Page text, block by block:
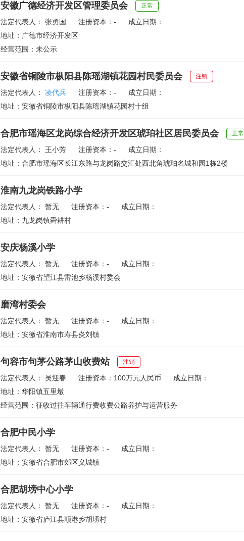
安徽广德经济开发区管理委员会 正常
法定代表人：张勇国 注册资本：-
成立日期：
地址：广德市经济开发区
经营范围：未公示
安徽省铜陵市枞阳县陈瑶湖镇花园村民委员会 注销
法定代表人：凌代兵 注册资本：-
成立日期：
地址：安徽省铜陵市枞阳县陈瑶湖镇花园村十组
合肥市瑶海区龙岗综合经济开发区琥珀社区居民委员会 正常
法定代表人： 王小芳 注册资本：-
成立日期：
地址：合肥市瑶海区长江东路与龙岗路交汇处西北角琥珀名城和园1栋2楼
淮南九龙岗铁路小学
法定代表人：暂无 注册资本：-
成立日期：
地址：九龙岗镇舜耕村
安庆杨溪小学
法定代表人：暂无 注册资本：-
成立日期：
地址：安徽省望江县雷池乡杨溪村委会
磨湾村委会
法定代表人：暂无 注册资本：-
成立日期：
地址：安徽省淮南市寿县炎刘镇
句容市句茅公路茅山收费站 注销
法定代表人：吴迎春 注册资本：100万元人民币
成立日期：
地址：华阳镇五里墩
经营范围：征收过往车辆通行费收费公路养护与运营服务
合肥中民小学
法定代表人：暂无 注册资本：-
成立日期：
地址：安徽省合肥市郊区义城镇
合肥胡塝中心小学
法定代表人：暂无 注册资本：-
成立日期：
地址：安徽省庐江县顺港乡胡塝村